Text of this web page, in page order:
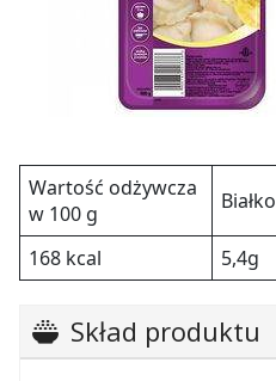
Wartość odżywcza
w 100 g
Białko
168 kcal 5,4g
Skład produktu